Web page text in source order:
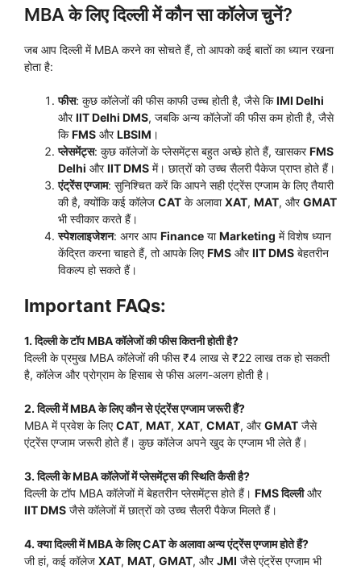
MBA के लिए दिल्ली में कौन सा कॉलेज चुनें?
जब आप दिल्ली में MBA करने का सोचते हैं, तो आपको कई बातों का ध्यान रखना
होता है:
फीस: कुछ कॉलेजों की फीस काफी उच्च होती है, जैसे कि IMI Delhi
और IIT Delhi DMS, जबकि अन्य कॉलेजों की फीस कम होती है, जैसे
कि FMS और LBSIM ।
प्लेसमेंट्स: कुछ कॉलेजों के प्लेसमेंट्स बहुत अच्छे होते हैं, खासकर FMS
Delhi और IIT DMS में। छात्रों को उच्च सैलरी पैकेज प्राप्त होते हैं।
एंट्रेंस एग्जाम: सुनिश्चित करें कि आपने सही एंट्रेंस एग्जाम के लिए तैयारी
की है, क्योंकि कई कॉलेज CAT के अलावाXAT, MAT, औरGMAT
भी स्वीकार करते हैं।
स्पेशलाइजेशन: अगर आप Finance या Marketing में विशेष ध्यान
केंद्रित करना चाहते हैं, तो आपके लिए FMS और IIT DMS बेहतरीन
विकल्प हो सकते हैं।
Important FAQs:
1. दिल्ली के टॉप MBA कॉलेजों की फीस कितनी होती है?
दिल्ली के प्रमुख MBA कॉलेजों की फीस ₹4 लाख से ₹22 लाख तक हो सकती
है, कॉलेज और प्रोग्राम के हिसाब से फीस अलग-अलग होती है।
2. दिल्ली में MBA के लिए कौन से एंट्रेंस एग्जाम जरूरी हैं?
MBA में प्रवेश के लिएCAT, MAT, XAT, CMAT, औरGMAT जैसे
एंट्रेंस एग्जाम जरूरी होते हैं। कुछ कॉलेज अपने खुद के एग्जाम भी लेते हैं।
3. दिल्ली के MBA कॉलेजों में प्लेसमेंट्स की स्थिति कैसी है?
दिल्ली के टॉप MBA कॉलेजों में बेहतरीन प्लेसमेंट्स होते हैं। FMS दिल्लीऔर
IIT DMS जैसे कॉलेजों में छात्रों को उच्च सैलरी पैकेज मिलते हैं।
4. क्या दिल्ली में MBA के लिए CAT के अलावा अन्य एंट्रेंस एग्जाम होते हैं?
जी हां, कई कॉलेज XAT, MAT, GMAT, औरJMI जैसे एंट्रेंस एग्जाम भी